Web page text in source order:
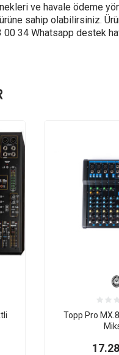
ve havale ödeme
sahip olabilirsiniz.
00 34 Whatsapp destek
Topp Pro